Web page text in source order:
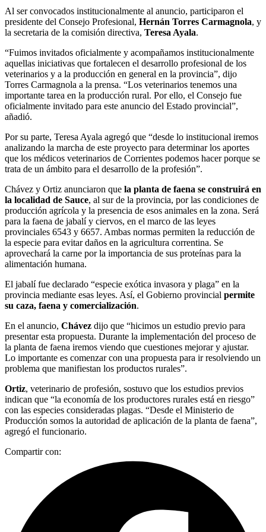
Al ser convocados institucionalmente al anuncio, participaron el
presidente del Consejo Profesional, Hernán Torres Carmagnola, y
la secretaria de la comisión directiva, Teresa Ayala.
“Fuimos invitados oficialmente y acompañamos institucionalmente
aquellas iniciativas que fortalecen el desarrollo profesional de los
veterinarios y a la producción en general en la provincia”, dijo
Torres Carmagnola a la prensa. “Los veterinarios tenemos una
importante tarea en la producción rural. Por ello, el Consejo fue
oficialmente invitado para este anuncio del Estado provincial”,
añadió.
Por su parte, Teresa Ayala agregó que “desde lo institucional iremos
analizando la marcha de este proyecto para determinar los aportes
que los médicos veterinarios de Corrientes podemos hacer porque se
trata de un ámbito para el desarrollo de la profesión”.
Chávez y Ortiz anunciaron que la planta de faena se construirá en
la localidad de Sauce, al sur de la provincia, por las condiciones de
producción agrícola y la presencia de esos animales en la zona. Será
para la faena de jabalí y ciervos, en el marco de las leyes
provinciales 6543 y 6657. Ambas normas permiten la reducción de
la especie para evitar daños en la agricultura correntina. Se
aprovechará la carne por la importancia de sus proteínas para la
alimentación humana.
El jabalí fue declarado “especie exótica invasora y plaga” en la
provincia mediante esas leyes. Así, el Gobierno provincial permite
su caza, faena y comercialización.
En el anuncio, Chávez dijo que “hicimos un estudio previo para
presentar esta propuesta. Durante la implementación del proceso de
la planta de faena iremos viendo que cuestiones mejorar y ajustar.
Lo importante es comenzar con una propuesta para ir resolviendo un
problema que manifiestan los productos rurales”.
Ortiz, veterinario de profesión, sostuvo que los estudios previos
indican que “la economía de los productores rurales está en riesgo”
con las especies consideradas plagas. “Desde el Ministerio de
Producción somos la autoridad de aplicación de la planta de faena”,
agregó el funcionario.
Compartir con: